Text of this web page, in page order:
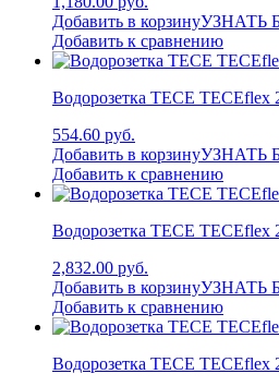
Добавить в корзинуУЗНАТЬ
Добавить к сравнению
Водорозетка TECE TECEflex
554.60 руб.
Добавить в корзинуУЗНАТЬ
Добавить к сравнению
Водорозетка TECE TECEflex
2,832.00 руб.
Добавить в корзинуУЗНАТЬ
Добавить к сравнению
Водорозетка TECE TECEflex